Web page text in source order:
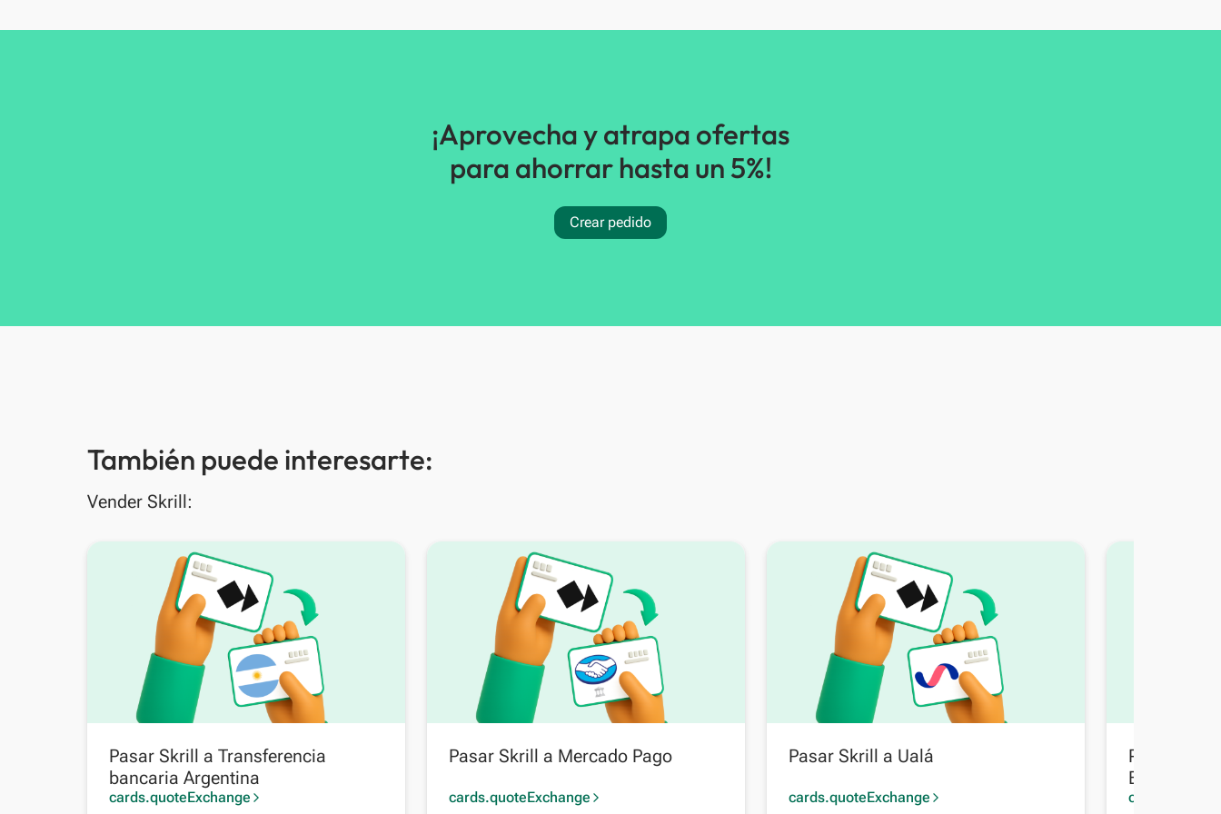
¡Aprovecha y atrapa ofertas
para ahorrar hasta un 5%!
Crear pedido
También puede interesarte:
Vender Skrill:
Pasar Skrill a Transferencia
bancaria Argentina
cards.quoteExchange arrow_forward_ios
Pasar Skrill a Mercado Pago
cards.quoteExchange arrow_forward_ios
Pasar Skrill a Ualá
cards.quoteExchange arrow_forward_ios
Pasar
Bancaria